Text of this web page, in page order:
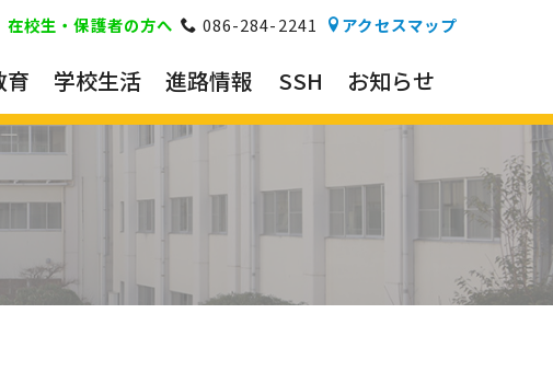
在校生・保護者の方へ 086-284-2241 アクセスマップ
育 学校生活 進路情報 SSH お知らせ